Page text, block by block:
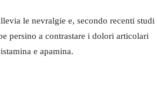
le nevralgie e, secondo recenti studi
persino a contrastare i dolori articolari
e apamina.